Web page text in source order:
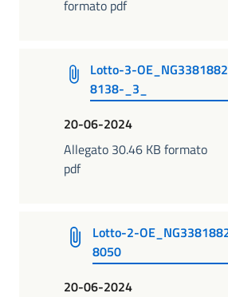
formato pdf
Lotto-3-
8138-_3_
20-06-2024
Allegato 30.46 KB formato
pdf
Lotto-2-
8050
20-06-2024